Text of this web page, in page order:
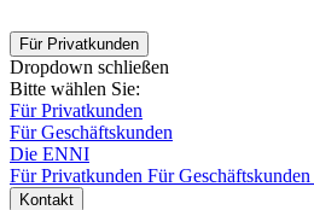
Für Privatkunden
Dropdown schließen
Bitte wählen Sie:
Für Privatkunden
Für Geschäftskunden
Die ENNI
Für Privatkunden Für Geschäftskunden
Kontakt